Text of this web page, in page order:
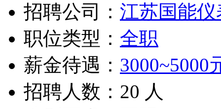
招聘公司： 江苏国能
职位类型： 全职
薪金待遇： 3000~5000
招聘人数：20 人